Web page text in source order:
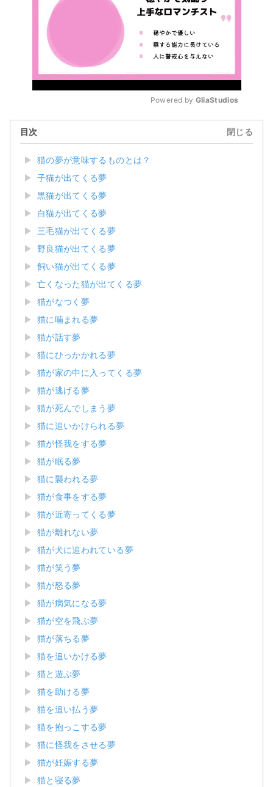
Powered by GliaStudios
目次 閉じる
猫の夢が意味するものとは？
子猫が出てくる夢
黒猫が出てくる夢
白猫が出てくる夢
三毛猫が出てくる夢
野良猫が出てくる夢
飼い猫が出てくる夢
亡くなった猫が出てくる夢
猫がなつく夢
猫に噛まれる夢
猫が話す夢
猫にひっかかれる夢
猫が家の中に入ってくる夢
猫が逃げる夢
猫が死んでしまう夢
猫に追いかけられる夢
猫が怪我をする夢
猫が眠る夢
猫に襲われる夢
猫が食事をする夢
猫が近寄ってくる夢
猫が離れない夢
猫が犬に追われている夢
猫が笑う夢
猫が怒る夢
猫が病気になる夢
猫が空を飛ぶ夢
猫が落ちる夢
猫を追いかける夢
猫と遊ぶ夢
猫を助ける夢
猫を追い払う夢
猫を抱っこする夢
猫に怪我をさせる夢
猫が妊娠する夢
猫と寝る夢